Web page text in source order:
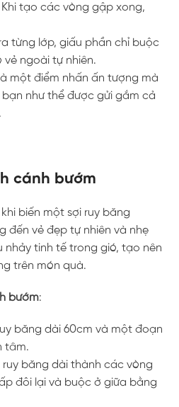
Khi tạo các vòng gập xong,
từng lớp, giấu phần chỉ buộc
ngoài tự nhiên.
một điểm nhấn ấn tượng mà
như thể được gửi gắm cả
cánh bướm
biến một sợi ruy băng
đến vẻ đẹp tự nhiên và nhẹ
nhảy tinh tế trong gió, tạo nên
trên món quà.
bướm:
băng dài 60cm và một đoạn
tâm.
ruy băng dài thành các vòng
đôi lại và buộc ở giữa bằng